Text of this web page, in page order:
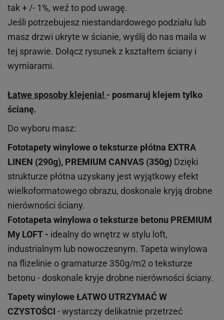
tak + /- 1%, weź to pod uwagę.
Jeśli potrzebujesz niestandardowego podziału lub
masz drzwi ukryte w ścianie, wyślij do nas maila w
tej sprawie. Dołącz rysunek z kształtem ściany i
wymiarami.
Łatwe sposoby klejenia! - posmaruj klejem tylko
ścianę.
Do wyboru masz:
Fototapety winylowe oteksturze płótna EXTRA
LINEN (290g), PREMIUM CANVAS (350g) Dzięki
strukturze płótna uzyskany jest wyjątkowy efekt
wielkoformatowego obrazu, doskonale kryją drobne
nierówności ściany.
Fototapeta winylowa oteksturze betonu PREMIUM
My LOFT - idealny do wnętrz w stylu loft,
industrialnym lub nowoczesnym. Tapeta winylowa
na flizelinie o gramaturze 350g/m2 o teksturze
betonu - doskonale kryje drobne nierówności ściany.
Tapety winyloweŁATWO UTRZYMAĆ W
CZYSTOŚCI - wystarczy delikatnie przetrzeć